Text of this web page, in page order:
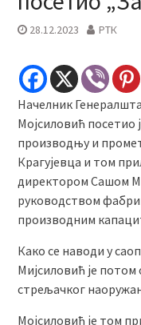
28.12.2023 РТК
Начелник
Мојсиловић посетио
производњу и
Крагујевца и том
директором Сашом
руководством
производним
Како се наводи у
Мијсиловић је
стрељачког
Мојсиловић је том